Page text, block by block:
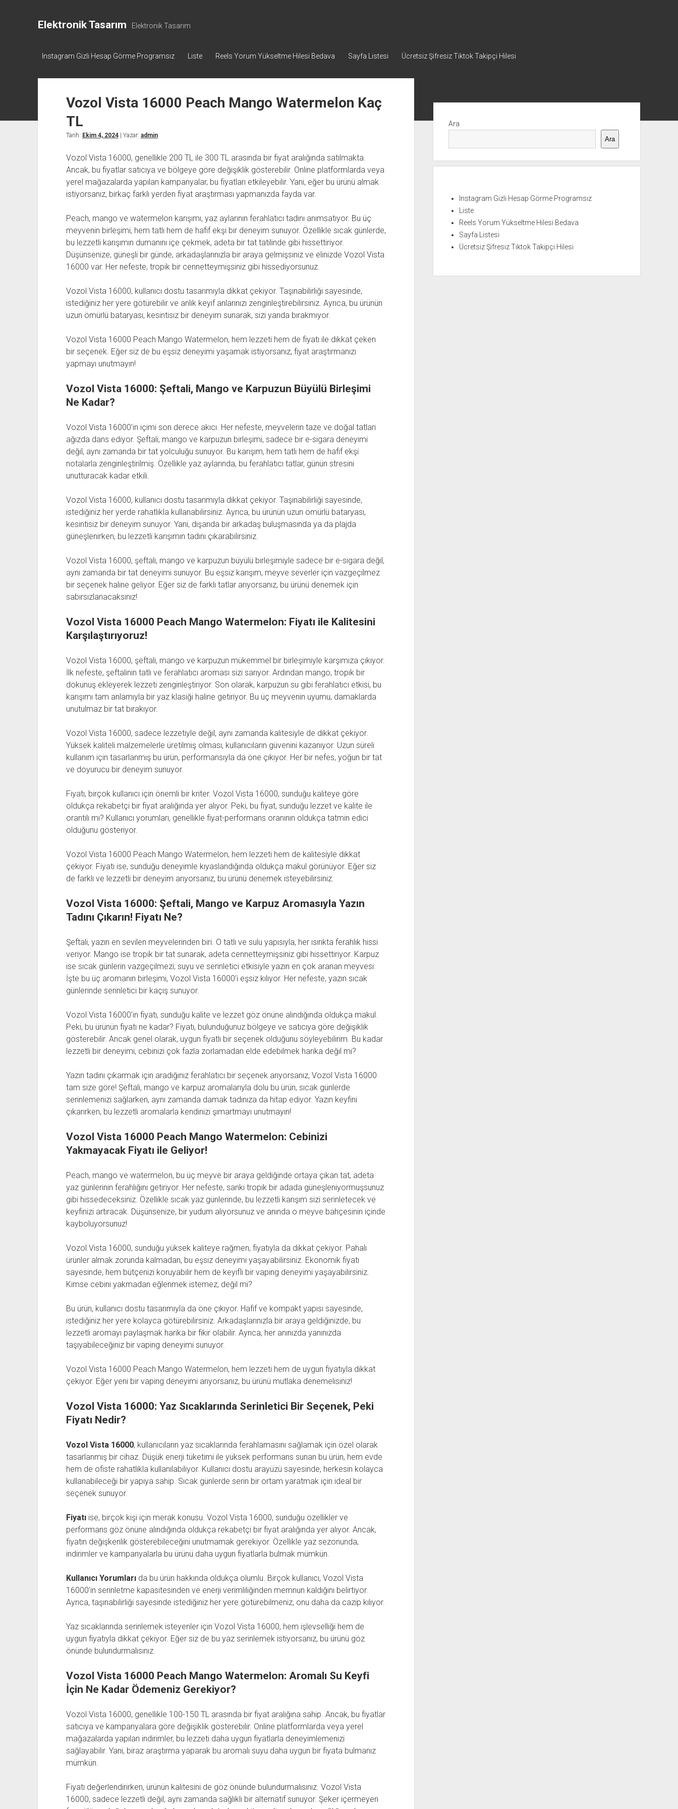
Elektronik Tasarım Elektronik Tasarım
Instagram Gizli Hesap Görme Programsız Liste Reels Yorum Yükseltme Hilesi Bedava Sayfa Listesi Ücretsiz Şifresiz Tiktok Takipçi Hilesi
Vozol Vista 16000 Peach Mango Watermelon Kaç
TL
Tarih: Ekim 4, 2024| Yazar: admin
Vozol Vista 16000, genellikle 200 TL ile 300 TL arasında bir fiyat aralığında satılmakta.
Ancak, bu fiyatlar satıcıya ve bölgeye göre değişiklik gösterebilir. Online platformlarda veya
yerel mağazalarda yapılan kampanyalar, bu fiyatları etkileyebilir. Yani, eğer bu ürünü almak
istiyorsanız, birkaç farklı yerden fiyat araştırması yapmanızda fayda var.
Peach, mango ve watermelon karışımı, yaz aylarının ferahlatıcı tadını anımsatıyor. Bu üç
meyvenin birleşimi, hem tatlı hem de hafif ekşi bir deneyim sunuyor. Özellikle sıcak günlerde,
bu lezzetli karışımın dumanını içe çekmek, adeta bir tat tatilinde gibi hissettiriyor.
Düşünsenize, güneşli bir günde, arkadaşlarınızla bir araya gelmişsiniz ve elinizde Vozol Vista
16000 var. Her nefeste, tropik bir cennetteymişsiniz gibi hissediyorsunuz.
Vozol Vista 16000, kullanıcı dostu tasarımıyla dikkat çekiyor. Taşınabilirliği sayesinde,
istediğiniz her yere götürebilir ve anlık keyif anlarınızı zenginleştirebilirsiniz. Ayrıca, bu ürünün
uzun ömürlü bataryası, kesintisiz bir deneyim sunarak, sizi yarıda bırakmıyor.
Vozol Vista 16000 Peach Mango Watermelon, hem lezzeti hem de fiyatı ile dikkat çeken
bir seçenek. Eğer siz de bu eşsiz deneyimi yaşamak istiyorsanız, fiyat araştırmanızı
yapmayı unutmayın!
Vozol Vista 16000: Şeftali, Mango ve Karpuzun Büyülü Birleşimi
Ne Kadar?
Vozol Vista 16000’in içimi son derece akıcı. Her nefeste, meyvelerin taze ve doğal tatları
ağızda dans ediyor. Şeftali, mango ve karpuzun birleşimi, sadece bir e-sigara deneyimi
değil, aynı zamanda bir tat yolculuğu sunuyor. Bu karışım, hem tatlı hem de hafif ekşi
notalarla zenginleştirilmiş. Özellikle yaz aylarında, bu ferahlatıcı tatlar, günün stresini
unutturacak kadar etkili.
Vozol Vista 16000, kullanıcı dostu tasarımıyla dikkat çekiyor. Taşınabilirliği sayesinde,
istediğiniz her yerde rahatlıkla kullanabilirsiniz. Ayrıca, bu ürünün uzun ömürlü bataryası,
kesintisiz bir deneyim sunuyor. Yani, dışarıda bir arkadaş buluşmasında ya da plajda
güneşlenirken, bu lezzetli karışımın tadını çıkarabilirsiniz.
Vozol Vista 16000, şeftali, mango ve karpuzun büyülü birleşimiyle sadece bir e-sigara değil,
aynı zamanda bir tat deneyimi sunuyor. Bu eşsiz karışım, meyve severler için vazgeçilmez
bir seçenek haline geliyor. Eğer siz de farklı tatlar arıyorsanız, bu ürünü denemek için
sabırsızlanacaksınız!
Vozol Vista 16000 Peach Mango Watermelon: Fiyatı ile Kalitesini
Karşılaştırıyoruz!
Vozol Vista 16000, şeftali, mango ve karpuzun mükemmel bir birleşimiyle karşımıza çıkıyor.
İlk nefeste, şeftalinin tatlı ve ferahlatıcı aroması sizi sarıyor. Ardından mango, tropik bir
dokunuş ekleyerek lezzeti zenginleştiriyor. Son olarak, karpuzun su gibi ferahlatıcı etkisi, bu
karışımı tam anlamıyla bir yaz klasiği haline getiriyor. Bu üç meyvenin uyumu, damaklarda
unutulmaz bir tat bırakıyor.
Vozol Vista 16000, sadece lezzetiyle değil, aynı zamanda kalitesiyle de dikkat çekiyor.
Yüksek kaliteli malzemelerle üretilmiş olması, kullanıcıların güvenini kazanıyor. Uzun süreli
kullanım için tasarlanmış bu ürün, performansıyla da öne çıkıyor. Her bir nefes, yoğun bir tat
ve doyurucu bir deneyim sunuyor.
Fiyatı, birçok kullanıcı için önemli bir kriter. Vozol Vista 16000, sunduğu kaliteye göre
oldukça rekabetçi bir fiyat aralığında yer alıyor. Peki, bu fiyat, sunduğu lezzet ve kalite ile
orantılı mı? Kullanıcı yorumları, genellikle fiyat-performans oranının oldukça tatmin edici
olduğunu gösteriyor.
Vozol Vista 16000 Peach Mango Watermelon, hem lezzeti hem de kalitesiyle dikkat
çekiyor. Fiyatı ise, sunduğu deneyimle kıyaslandığında oldukça makul görünüyor. Eğer siz
de farklı ve lezzetli bir deneyim arıyorsanız, bu ürünü denemek isteyebilirsiniz.
Vozol Vista 16000: Şeftali, Mango ve Karpuz Aromasıyla Yazın
Tadını Çıkarın! Fiyatı Ne?
Şeftali, yazın en sevilen meyvelerinden biri. O tatlı ve sulu yapısıyla, her ısırıkta ferahlık hissi
veriyor. Mango ise tropik bir tat sunarak, adeta cennetteymişsiniz gibi hissettiriyor. Karpuz
ise sıcak günlerin vazgeçilmezi; suyu ve serinletici etkisiyle yazın en çok aranan meyvesi.
İşte bu üç aromanın birleşimi, Vozol Vista 16000’i eşsiz kılıyor. Her nefeste, yazın sıcak
günlerinde serinletici bir kaçış sunuyor.
Vozol Vista 16000’in fiyatı, sunduğu kalite ve lezzet göz önüne alındığında oldukça makul.
Peki, bu ürünün fiyatı ne kadar? Fiyatı, bulunduğunuz bölgeye ve satıcıya göre değişiklik
gösterebilir. Ancak genel olarak, uygun fiyatlı bir seçenek olduğunu söyleyebilirim. Bu kadar
lezzetli bir deneyimi, cebinizi çok fazla zorlamadan elde edebilmek harika değil mi?
Yazın tadını çıkarmak için aradığınız ferahlatıcı bir seçenek arıyorsanız, Vozol Vista 16000
tam size göre! Şeftali, mango ve karpuz aromalarıyla dolu bu ürün, sıcak günlerde
serinlemenizi sağlarken, aynı zamanda damak tadınıza da hitap ediyor. Yazın keyfini
çıkarırken, bu lezzetli aromalarla kendinizi şımartmayı unutmayın!
Vozol Vista 16000 Peach Mango Watermelon: Cebinizi
Yakmayacak Fiyatı ile Geliyor!
Peach, mango ve watermelon, bu üç meyve bir araya geldiğinde ortaya çıkan tat, adeta
yaz günlerinin ferahlığını getiriyor. Her nefeste, sanki tropik bir adada güneşleniyormuşsunuz
gibi hissedeceksiniz. Özellikle sıcak yaz günlerinde, bu lezzetli karışım sizi serinletecek ve
keyfinizi artıracak. Düşünsenize, bir yudum alıyorsunuz ve anında o meyve bahçesinin içinde
kayboluyorsunuz!
Vozol Vista 16000, sunduğu yüksek kaliteye rağmen, fiyatıyla da dikkat çekiyor. Pahalı
ürünler almak zorunda kalmadan, bu eşsiz deneyimi yaşayabilirsiniz. Ekonomik fiyatı
sayesinde, hem bütçenizi koruyabilir hem de keyifli bir vaping deneyimi yaşayabilirsiniz.
Kimse cebini yakmadan eğlenmek istemez, değil mi?
Bu ürün, kullanıcı dostu tasarımıyla da öne çıkıyor. Hafif ve kompakt yapısı sayesinde,
istediğiniz her yere kolayca götürebilirsiniz. Arkadaşlarınızla bir araya geldiğinizde, bu
lezzetli aromayı paylaşmak harika bir fikir olabilir. Ayrıca, her anınızda yanınızda
taşıyabileceğiniz bir vaping deneyimi sunuyor.
Vozol Vista 16000 Peach Mango Watermelon, hem lezzeti hem de uygun fiyatıyla dikkat
çekiyor. Eğer yeni bir vaping deneyimi arıyorsanız, bu ürünü mutlaka denemelisiniz!
Vozol Vista 16000: Yaz Sıcaklarında Serinletici Bir Seçenek, Peki
Fiyatı Nedir?
Vozol Vista 16000, kullanıcıların yaz sıcaklarında ferahlamasını sağlamak için özel olarak
tasarlanmış bir cihaz. Düşük enerji tüketimi ile yüksek performans sunan bu ürün, hem evde
hem de ofiste rahatlıkla kullanılabiliyor. Kullanıcı dostu arayüzü sayesinde, herkesin kolayca
kullanabileceği bir yapıya sahip. Sıcak günlerde serin bir ortam yaratmak için ideal bir
seçenek sunuyor.
Fiyatıise, birçok kişi için merak konusu. Vozol Vista 16000, sunduğu özellikler ve
performans göz önüne alındığında oldukça rekabetçi bir fiyat aralığında yer alıyor. Ancak,
fiyatın değişkenlik gösterebileceğini unutmamak gerekiyor. Özellikle yaz sezonunda,
indirimler ve kampanyalarla bu ürünü daha uygun fiyatlarla bulmak mümkün.
Kullanıcı Yorumlarıda bu ürün hakkında oldukça olumlu. Birçok kullanıcı, Vozol Vista
16000’in serinletme kapasitesinden ve enerji verimliliğinden memnun kaldığını belirtiyor.
Ayrıca, taşınabilirliği sayesinde istediğiniz her yere götürebilmeniz, onu daha da cazip kılıyor.
Yaz sıcaklarında serinlemek isteyenler için Vozol Vista 16000, hem işlevselliği hem de
uygun fiyatıyla dikkat çekiyor. Eğer siz de bu yaz serinlemek istiyorsanız, bu ürünü göz
önünde bulundurmalısınız.
Vozol Vista 16000 Peach Mango Watermelon: Aromalı Su Keyfi
İçin Ne Kadar Ödemeniz Gerekiyor?
Vozol Vista 16000, genellikle 100-150 TL arasında bir fiyat aralığına sahip. Ancak, bu fiyatlar
satıcıya ve kampanyalara göre değişiklik gösterebilir. Online platformlarda veya yerel
mağazalarda yapılan indirimler, bu lezzeti daha uygun fiyatlarla deneyimlemenizi
sağlayabilir. Yani, biraz araştırma yaparak bu aromalı suyu daha uygun bir fiyata bulmanız
mümkün.
Fiyatı değerlendirirken, ürünün kalitesini de göz önünde bulundurmalısınız. Vozol Vista
16000, sadece lezzetli değil, aynı zamanda sağlıklı bir alternatif sunuyor. Şeker içermeyen
Menü
Ara
Ara
Instagram Gizli Hesap Görme Programsız
Liste
Reels Yorum Yükseltme Hilesi Bedava
Sayfa Listesi
Ücretsiz Şifresiz Tiktok Takipçi Hilesi